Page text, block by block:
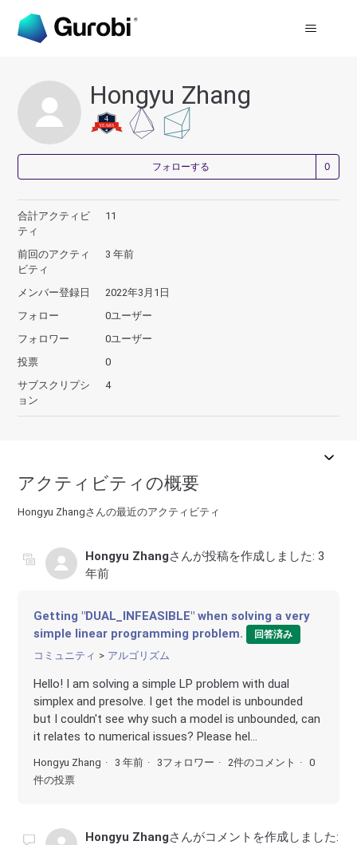
Hongyu Zhang
フォローする
合計アクティビ
ティ
11
前回のアクティ
ビティ
3 年前
メンバー登録日
2022年3月1日
フォロー
0ユーザー
フォロワー
0ユーザー
投票
0
サブスクリプシ
ョン
4
アクティビティの概要
Hongyu Zhangさんの最近のアクティビティ
Hongyu Zhangさんが投稿を作成しました:3
年前
Getting "DUAL_INFEASIBLE" when solving a very
simple linear programming problem.
回答済み
コミュニティ アルゴリズム
Hello! I am solving a simple LP problem with dual
simplex and presolve. I get the model is unbounded
but I couldn't see why such a model is unbounded, can
it relates to numerical issues? Please hel...
Hongyu Zhang 3 年前 3フォロワー 2件のコメント
0
件の投票
Hongyu Zhangさんがコメントを作成しました: